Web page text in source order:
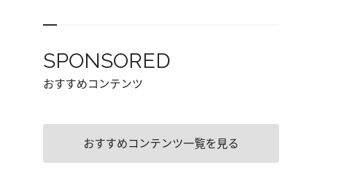
SPONSORED
おすすめコンテンツ
おすすめコンテンツ一覧を見る